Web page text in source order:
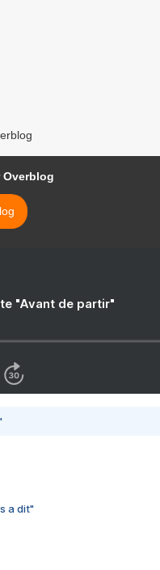
Overblog
"Avant de partir"
a dit"